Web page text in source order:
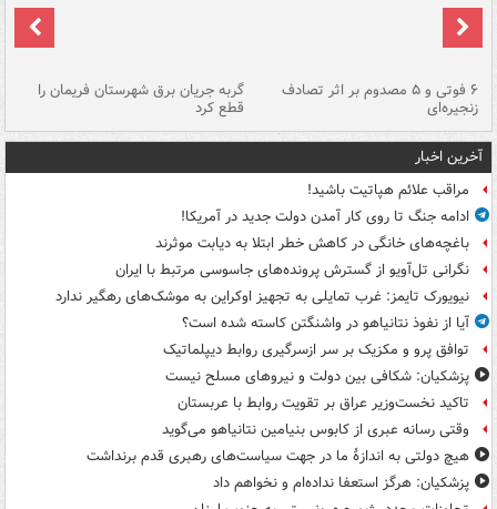
۶ فوتی و ۵ مصدوم بر اثر تصادف
زنجیره‌ای
گربه جریان برق شهرستان فریمان را
قطع کرد
آخرین اخبار
مراقب علائم هپاتیت باشید!
ادامه جنگ تا روی کار آمدن دولت جدید در آمریکا!
باغچه‌های خانگی در کاهش خطر ابتلا به دیابت موثرند
نگرانی تل‌آویو از گسترش پرونده‌های جاسوسی مرتبط با ایران
نیویورک تایمز: غرب تمایلی به تجهیز اوکراین به موشک‌های رهگیر ندارد
آیا از نفوذ نتانیاهو در واشنگتن کاسته شده است؟
توافق پرو و مکزیک بر سر ازسرگیری روابط دیپلماتیک
پزشکیان: شکافی بین دولت و نیروهای مسلح نیست
تاکید نخست‌وزیر عراق بر تقویت روابط با عربستان
وقتی رسانه عبری از کابوس بنیامین نتانیاهو می‌گوید
هیچ دولتی به اندازۀ ما در جهت سیاست‌های رهبری قدم برنداشت
پزشکیان: هرگز استعفا نداده‌ام و نخواهم داد